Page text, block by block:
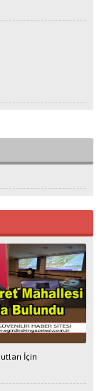
İçin